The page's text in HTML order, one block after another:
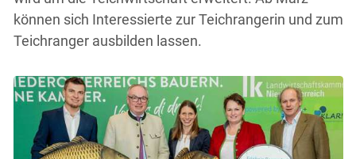
können sich Interessierte zur Teichrangerin und zum
Teichranger ausbilden lassen.